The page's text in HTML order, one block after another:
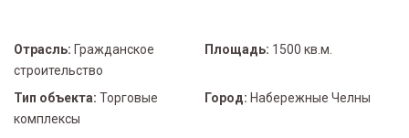
Отрасль: Гражданское
строительство
Площадь: 1500 кв.м.
Тип объекта: Торговые
комплексы
Город: Набережные Челны